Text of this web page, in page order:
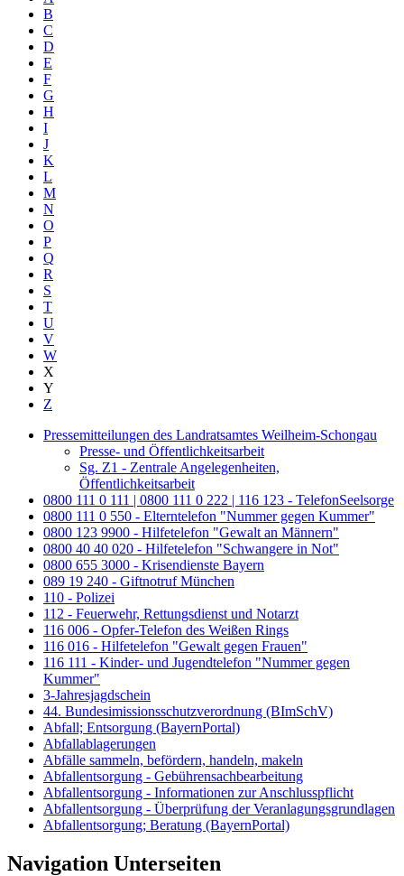
B
C
D
E
F
G
H
I
J
K
L
M
N
O
P
Q
R
S
T
U
V
W
X
Y
Z
Pressemitteilungen des Landratsamtes Weilheim-Schongau
Presse- und Öffentlichkeitsarbeit
Sg. Z1 - Zentrale Angelegenheiten,
Öffentlichkeitsarbeit
0800 111 0 111 | 0800 111 0 222 | 116 123 - TelefonSeelsorge
0800 111 0 550 - Elterntelefon "Nummer gegen Kummer"
0800 123 9900 - Hilfetelefon "Gewalt an Männern"
0800 40 40 020 - Hilfetelefon "Schwangere in Not"
0800 655 3000 - Krisendienste Bayern
089 19 240 - Giftnotruf München
110 - Polizei
112 - Feuerwehr, Rettungsdienst und Notarzt
116 006 - Opfer-Telefon des Weißen Rings
116 016 - Hilfetelefon "Gewalt gegen Frauen"
116 111 - Kinder- und Jugendtelefon "Nummer gegen
Kummer"
3-Jahresjagdschein
44. Bundesimissionsschutzverordnung (BImSchV)
Abfall; Entsorgung (BayernPortal)
Abfallablagerungen
Abfälle sammeln, befördern, handeln, makeln
Abfallentsorgung - Gebührensachbearbeitung
Abfallentsorgung - Informationen zur Anschlusspflicht
Abfallentsorgung - Überprüfung der Veranlagungsgrundlagen
Abfallentsorgung; Beratung (BayernPortal)
Navigation Unterseiten